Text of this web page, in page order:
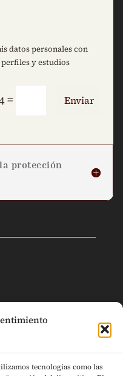
tecnologías como las
datos personales con
y estudios
= Enviar
protección